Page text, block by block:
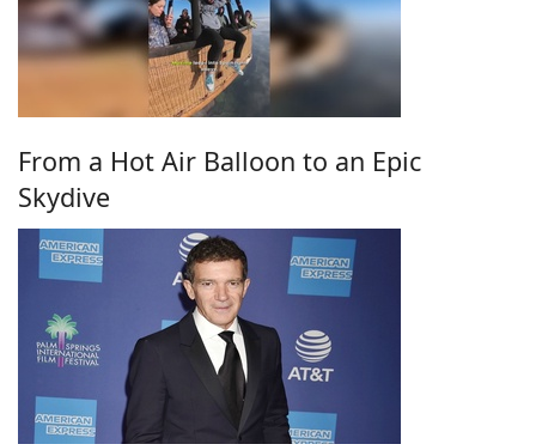
From a Hot Air Balloon to an Epic
Skydive